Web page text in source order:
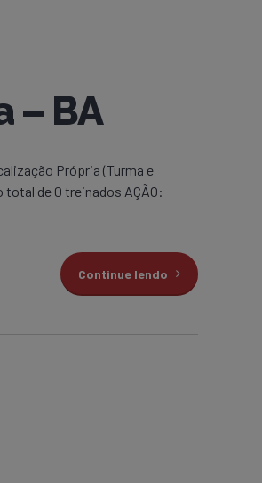
– BA
Própria (Turma e
de 0 treinados AÇÃO:
Continue lendo